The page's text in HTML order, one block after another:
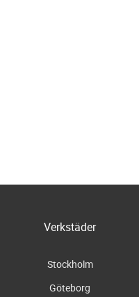
Verkstäder
Stockholm
Göteborg